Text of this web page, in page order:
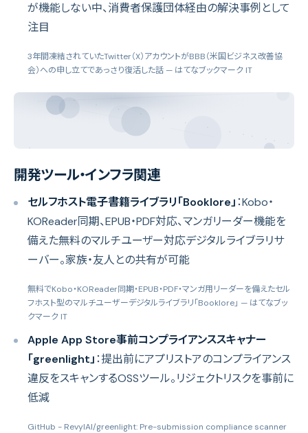
が機能しない中、消費者保護団体経由の解決事例として
注目
3年間凍結されていたTwitter（X）アカウントがBBB（米国ビジネス改善協
会）への申し立てであっさり復活した話 — はてなブックマーク IT
開発ツール・インフラ関連
セルフホスト電子書籍ライブラリ「Booklore」：Kobo・
KOReader同期、EPUB・PDF対応、マンガリーダー機能を
備えた無料のマルチユーザー対応デジタルライブラリサ
ーバー。家族・友人との共有が可能
無料でKobo・KOReader同期・EPUB・PDF・マンガ用リーダーを備えたセル
フホスト型のマルチユーザーデジタルライブラリ「Booklore」 — はてなブッ
クマーク IT
Apple App Store事前コンプライアンススキャナー
「greenlight」：提出前にアプリストアのコンプライアンス
違反をスキャンするOSSツール。リジェクトリスクを事前に
低減
GitHub - RevylAI/greenlight: Pre-submission compliance scanner